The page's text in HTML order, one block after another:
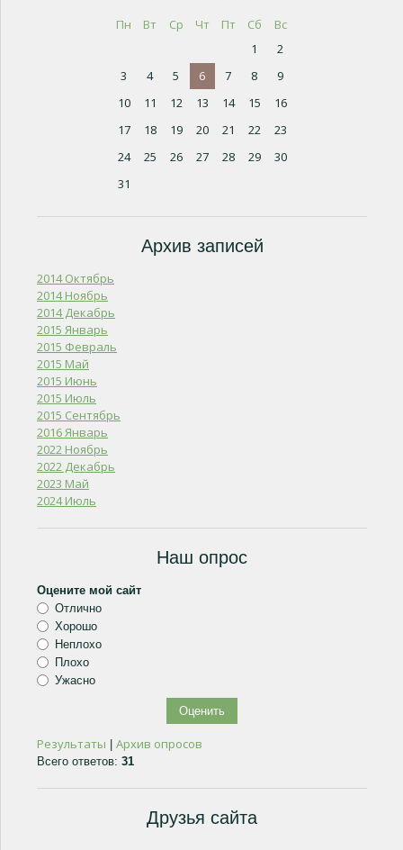
Пн Вт Ср Чт Пт Сб
Вс
1
2
3
4 5 6 7 8
9
10
11 12 13 14 15
16
17
18 19 20 21 22
23
24
25 26 27 28 29
30
31
Архив записей
2014 Октябрь
2014 Ноябрь
2014 Декабрь
2015 Январь
2015 Февраль
2015 Май
2015 Июнь
2015 Июль
2015 Сентябрь
2016 Январь
2022 Ноябрь
2022 Декабрь
2023 Май
2024 Июль
Наш опрос
Оцените мой сайт
Отлично
Хорошо
Неплохо
Плохо
Ужасно
Результаты Архив опросов
Всего ответов: 31
Друзья сайта